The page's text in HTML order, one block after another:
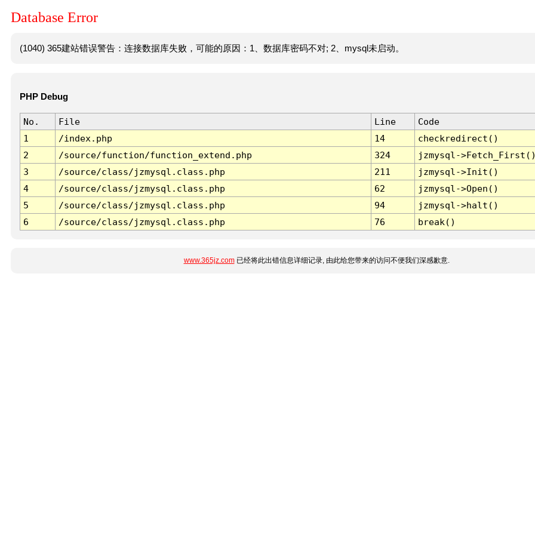
Database Error
(1040) 365建站错误警告：连接数据库失败，可能的原因：1、数据库密码不对; 2、mysql未启动。
PHP Debug
No. File Line
Code
1
/index.php 14
checkredirect()
2
/source/function/function_extend.php 324
jzmysql-
3
/source/class/jzmysql.class.php 211
jzmysql->Init()
4
/source/class/jzmysql.class.php 62
jzmysql->Open()
5
/source/class/jzmysql.class.php 94
jzmysql->halt()
6
/source/class/jzmysql.class.php 76 break()
www.365jz.com已经将此出错信息详细记录, 由此给您带来的访问不便我们深感歉意.